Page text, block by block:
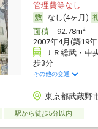
管理費等なし
なし(4ヶ月)
面積92.78m2
2007年4月(築19
ＪＲ総武・中
歩3分
その他の交通
東京都武蔵野
駅から徒歩5分以内